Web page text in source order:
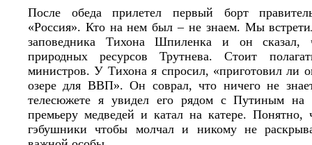
После обеда прилетел первый борт
«Россия». Кто на нем был – не знаем. Мы
заповедника Тихона Шпиленка и он сказал,
природных ресурсов Трутнева. Стоит
министров. У Тихона я спросил, «приготовил ли
озере для ВВП». Он соврал, что ничего не
телесюжете я увидел его рядом с Путиным на
премьеру медведей и катал на катере.
гэбушники чтобы молчал и никому не